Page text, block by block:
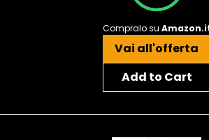
Compralo su
Vai all'offerta
Add to Cart